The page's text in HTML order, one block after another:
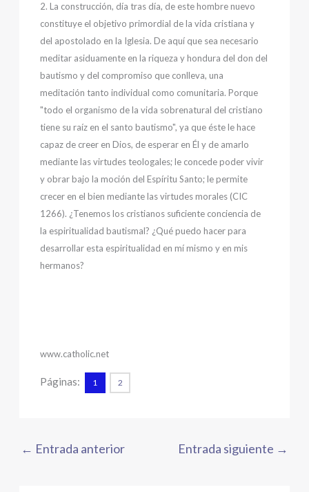
2. La construcción, día tras día, de este hombre nuevo
constituye el objetivo primordial de la vida cristiana y
del apostolado en la Iglesia. De aquí que sea necesario
meditar asiduamente en la riqueza y hondura del don del
bautismo y del compromiso que conlleva, una
meditación tanto individual como comunitaria. Porque
"todo el organismo de la vida sobrenatural del cristiano
tiene su raíz en el santo bautismo", ya que éste le hace
capaz de creer en Dios, de esperar en Él y de amarlo
mediante las virtudes teologales; le concede poder vivir
y obrar bajo la moción del Espíritu Santo; le permite
crecer en el bien mediante las virtudes morales (CIC
1266). ¿Tenemos los cristianos suficiente conciencia de
la espiritualidad bautismal? ¿Qué puedo hacer para
desarrollar esta espiritualidad en mí mismo y en mis
hermanos?
www.catholic.net
Páginas: 1 2
← Entrada anterior Entrada siguiente →